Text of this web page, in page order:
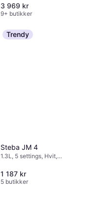
3 969 kr
9+ butikker
Trendy
Steba JM 4
1.3L, 5 settings, Hvit,
Justerbar varme, 1.9kg
1 187 kr
5 butikker